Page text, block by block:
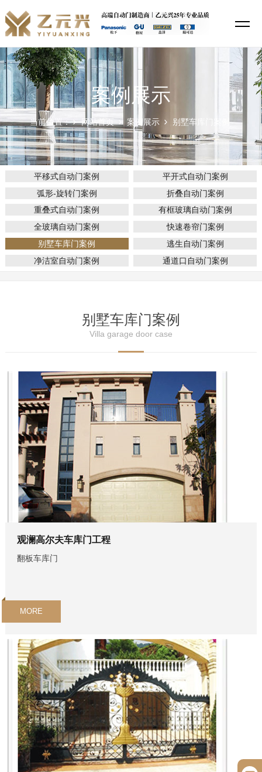
案例展示
当前位置： 网站首页 案例展示 别墅车库门案例
平移式自动门案例
平开式自动门案例
弧形-旋转门案例
折叠自动门案例
重叠式自动门案例
有框玻璃自动门案例
全玻璃自动门案例
快速卷帘门案例
别墅车库门案例
逃生自动门案例
净洁室自动门案例
通道口自动门案例
别墅车库门案例
Villa garage door case
观澜高尔夫车库门工程
翻板车库门
MORE